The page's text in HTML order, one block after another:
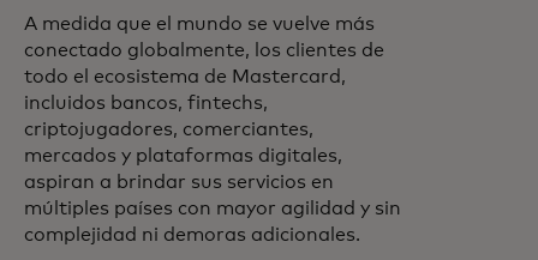
A medida que el mundo se vuelve más
conectado globalmente, los clientes de
todo el ecosistema de Mastercard,
incluidos bancos, fintechs,
criptojugadores, comerciantes,
mercados y plataformas digitales,
aspiran a brindar sus servicios en
múltiples países con mayor agilidad y sin
complejidad ni demoras adicionales.